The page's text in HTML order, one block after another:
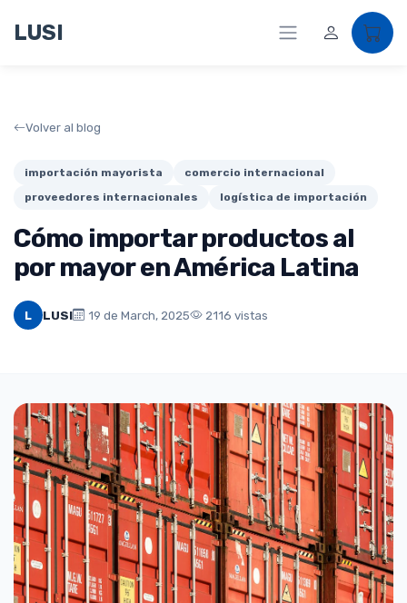
LUSI
Volver al blog
importación mayorista
comercio internacional
proveedores internacionales
logística de importación
Cómo importar productos al
por mayor en América Latina
L LUSI 19 de March, 2025 2116 vistas